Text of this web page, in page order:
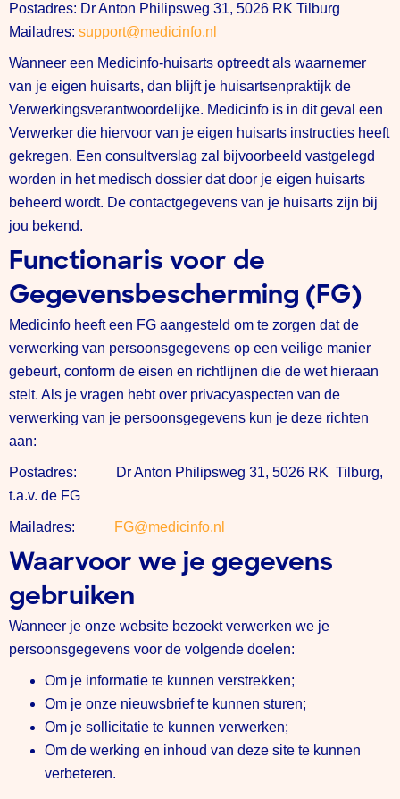
Postadres: Dr Anton Philipsweg 31, 5026 RK Tilburg
Mailadres: support@medicinfo.nl
Wanneer een Medicinfo-huisarts optreedt als waarnemer
van je eigen huisarts, dan blijft je huisartsenpraktijk de
Verwerkingsverantwoordelijke. Medicinfo is in dit geval een
Verwerker die hiervoor van je eigen huisarts instructies heeft
gekregen. Een consultverslag zal bijvoorbeeld vastgelegd
worden in het medisch dossier dat door je eigen huisarts
beheerd wordt. De contactgegevens van je huisarts zijn bij
jou bekend.
Functionaris voor de
Gegevensbescherming (FG)
Medicinfo heeft een FG aangesteld om te zorgen dat de
verwerking van persoonsgegevens op een veilige manier
gebeurt, conform de eisen en richtlijnen die de wet hieraan
stelt. Als je vragen hebt over privacyaspecten van de
verwerking van je persoonsgegevens kun je deze richten
aan:
Postadres: Dr Anton Philipsweg 31, 5026 RK Tilburg,
t.a.v. de FG
Mailadres: FG@medicinfo.nl
Waarvoor we je gegevens
gebruiken
Wanneer je onze website bezoekt verwerken we je
persoonsgegevens voor de volgende doelen:
Om je informatie te kunnen verstrekken;
Om je onze nieuwsbrief te kunnen sturen;
Om je sollicitatie te kunnen verwerken;
Om de werking en inhoud van deze site te kunnen
verbeteren.